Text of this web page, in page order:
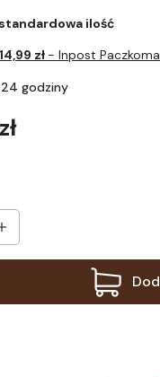
standardowa ilość
zł - Inpost
24 godziny